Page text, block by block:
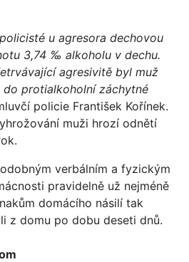
u agresora dechovou
3,74 ‰ alkoholu v dechu.
agresivitě byl muž
protialkoholní záchytné
policie František Kořínek.
muži hrozí odnětí
verbálním a fyzickým
pravidelně už nejméně
domácího násilí tak
z domu po dobu deseti dnů.